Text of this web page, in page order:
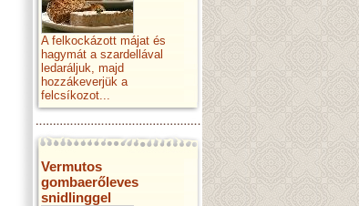
A felkockázott májat és
hagymát a szardellával
ledaráljuk, majd
hozzákeverjük a
felcsíkozot...
Vermutos
gombaerőleves
snidlinggel